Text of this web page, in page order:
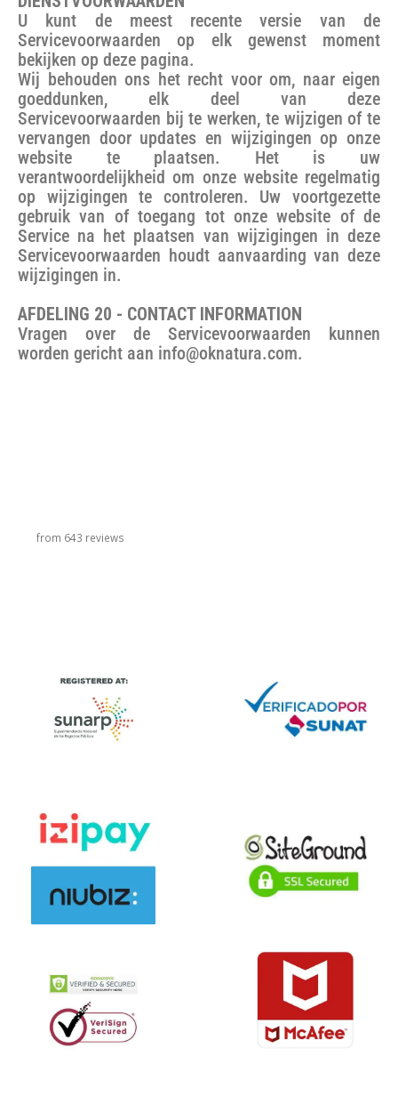
U kunt de meest recente versie van de
Servicevoorwaarden op elk gewenst moment
bekijken op deze pagina.
Wij behouden ons het recht voor om, naar eigen
goeddunken, elk deel van deze
Servicevoorwaarden bij te werken, te wijzigen of te
vervangen door updates en wijzigingen op onze
website te plaatsen. Het is uw
verantwoordelijkheid om onze website regelmatig
op wijzigingen te controleren. Uw voortgezette
gebruik van of toegang tot onze website of de
Service na het plaatsen van wijzigingen in deze
Servicevoorwaarden houdt aanvaarding van deze
wijzigingen in.
AFDELING 20 - CONTACT INFORMATION
Vragen over de Servicevoorwaarden kunnen
worden gericht aan info@oknatura.com.
from 643 reviews